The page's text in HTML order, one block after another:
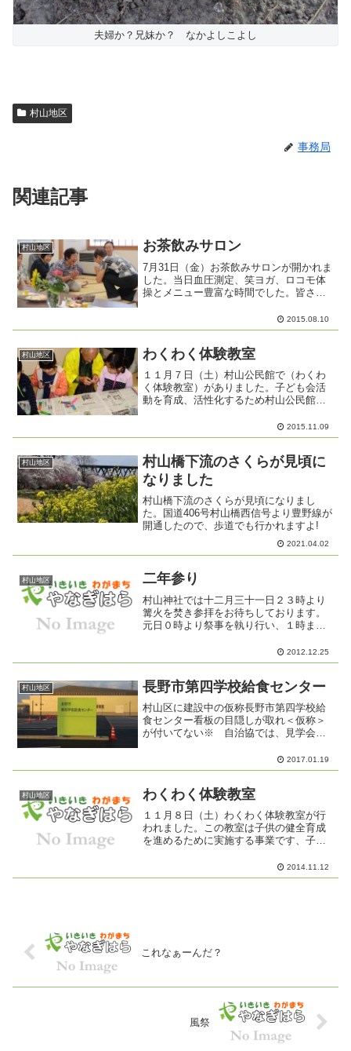
夫婦か？兄妹か？ なかよしこよし
村山地区
事務局
関連記事
村山地区 お茶飲みサロン
7月31日（金）お茶飲みサロンが開かれま
した。当日血圧測定、笑ヨガ、ロコモ体
操とメニュー豊富な時間でした。皆さん
2015.08.10
村山地区 わくわく体験教室
１１月７日（土）村山公民館で（わくわ
く体験教室）がありました。子ども会活
動を育成、活性化するため村山公民館、
メラン、紙トンボ、竹馬、けん玉その後
焼き芋大会と盛りだくさんの企画で子供
2015.11.09
村山地区
村山橋下流のさくらが見頃に
なりました
村山橋下流のさくらが見頃になりまし
た。国道406号村山橋西信号より豊野線が
開通したので、歩道でも行かれますよ!
2021.04.02
村山地区 二年参り
村山神社では十二月三十一日２３時より
篝火を焚き参拝をお待ちしております。
元日０時より祭事を執り行い、１時まで
る舞い新年を祝います。稲荷神社では、
区としての催事は行われませんが信者の
2012.12.25
村山地区 長野市第四学校給食センター
村山区に建設中の仮称長野市第四学校給
食センター看板の目隠しが取れ＜仮称＞
が付いてない※ 自治協では、見学会を
発行のやなぎくん通信でお知らせいたし
ます。
2017.01.19
村山地区 わくわく体験教室
１１月８日（土）わくわく体験教室が行
われました。この教室は子供の健全育成
を進めるために実施する事業です、子供
できるよう地区育成会と村山公民館が共
催で企画しました。保護者のみなさんと
2014.11.12
これなぁーんだ？
風祭